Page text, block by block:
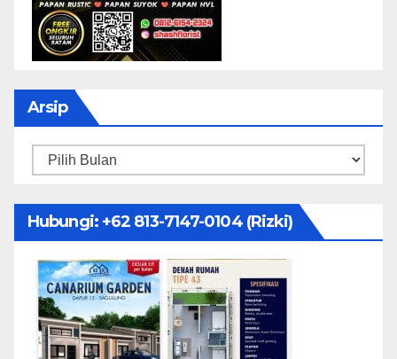
Arsip
Arsip
Hubungi: ‪+62 813-7147-0104‬ (Rizki)